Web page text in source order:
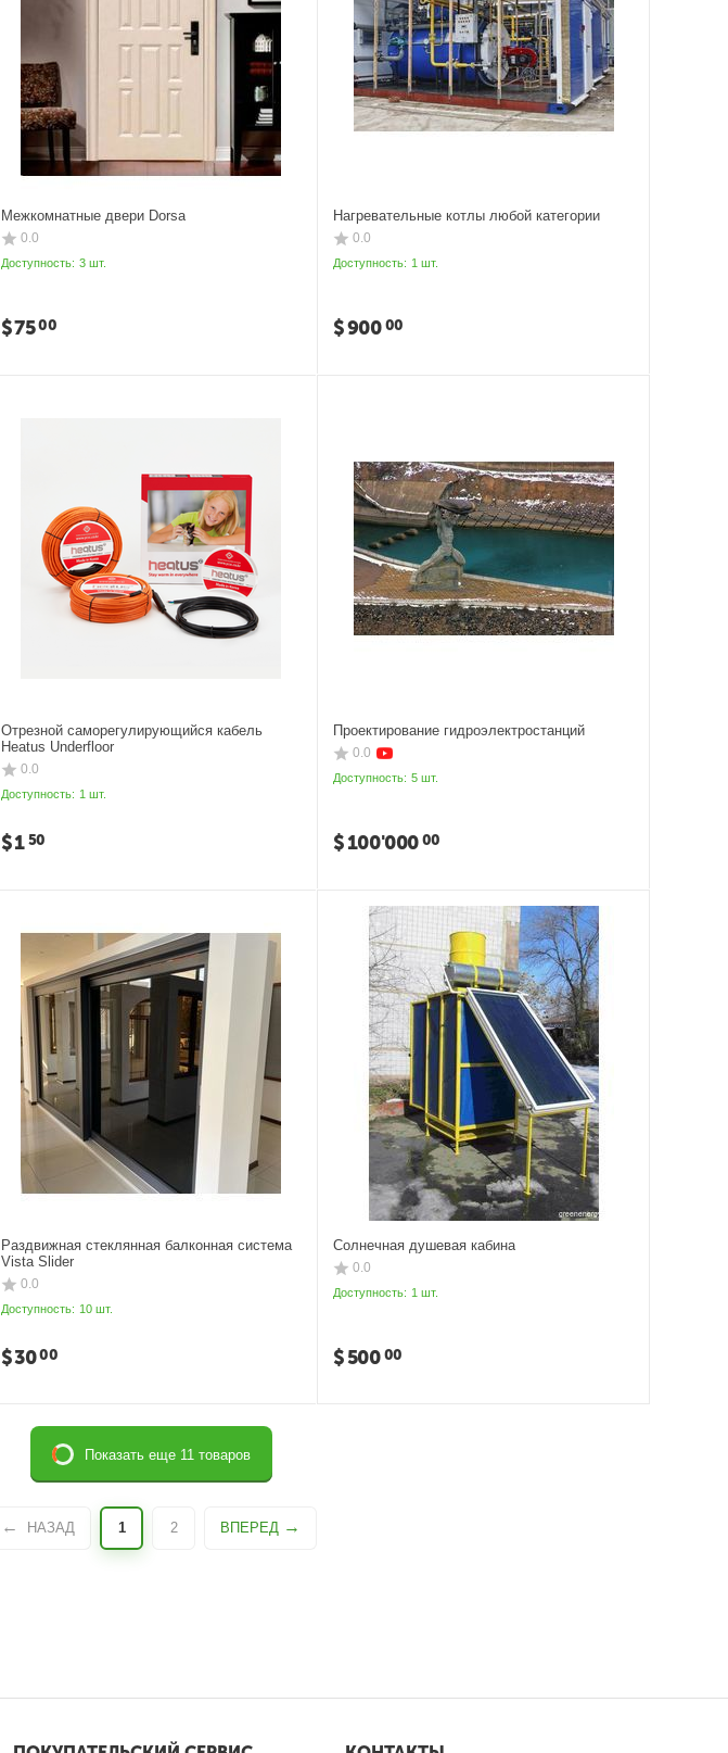
Межкомнатные двери Dorsa
0.0
Доступность: 3 шт.
$7500
Нагревательные котлы любой категории
0.0
Доступность: 1 шт.
$900 00
Отрезной саморегулирующийся кабель
Heatus Underfloor
0.0
Доступность: 1 шт.
$150
Проектирование гидроэлектростанций
0.0
Доступность: 5 шт.
$100'00000
Раздвижная стеклянная балконная система
Vista Slider
0.0
Доступность: 10 шт.
$3000
Солнечная душевая кабина
0.0
Доступность: 1 шт.
$500 00
Показать еще 11 товаров
НАЗАД 1 2 ВПЕРЕД